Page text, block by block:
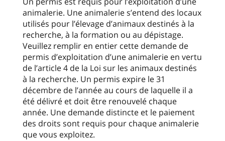
animalerie. Une animalerie s’entend des locaux
utilisés pour l’élevage d’animaux destinés à la
recherche, à la formation ou au dépistage.
Veuillez remplir en entier cette demande de
permis d’exploitation d’une animalerie en vertu
de l’article 4 de la Loi sur les animaux destinés
à la recherche. Un permis expire le 31
décembre de l’année au cours de laquelle il a
été délivré et doit être renouvelé chaque
année. Une demande distincte et le paiement
des droits sont requis pour chaque animalerie
que vous exploitez.